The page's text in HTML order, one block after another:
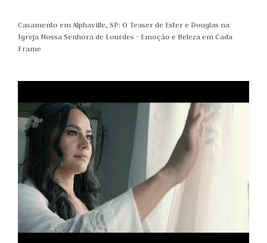
Casamento em Alphaville, SP: O Teaser de Ester e Douglas na
Igreja Nossa Senhora de Lourdes - Emoção e Beleza em Cada
Frame